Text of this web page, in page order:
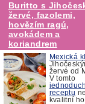
Buritto s
žervé, fazolemi,
hovězím ragú,
avokádem a
koriandrem
Mexická
žervé od
V tomto
receptu
kvalitní